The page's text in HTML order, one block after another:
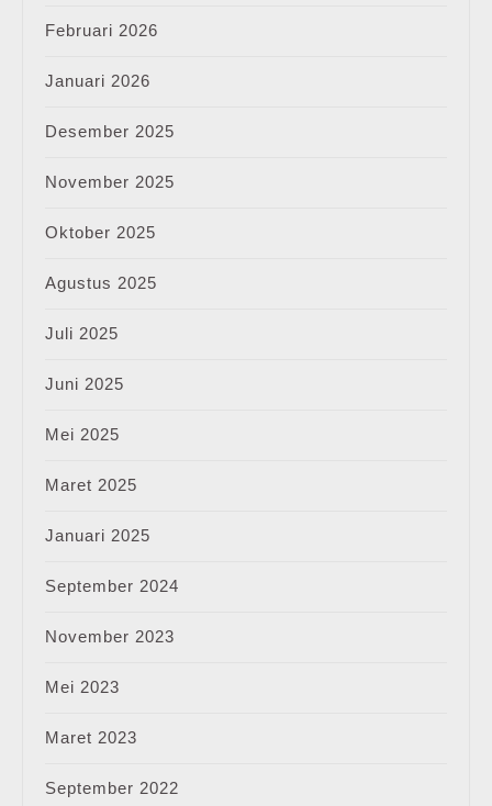
Februari 2026
Januari 2026
Desember 2025
November 2025
Oktober 2025
Agustus 2025
Juli 2025
Juni 2025
Mei 2025
Maret 2025
Januari 2025
September 2024
November 2023
Mei 2023
Maret 2023
September 2022